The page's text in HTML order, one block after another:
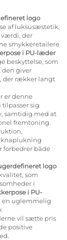
logo
af luksusæstetik,
der
smykkeretailere
i PU-læder
beskyttelse, som
den giver
der rækker langt
er denne
sig
samtidig med at
fremtoning.
forbedrer både
logo
som
i
i PU-
en uglemmelig
vil sætte pris
positive